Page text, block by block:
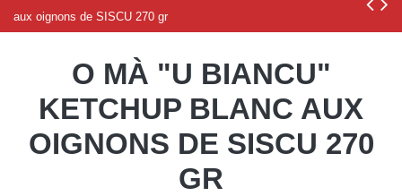
aux oignons de SISCU 270 gr
O MÀ "U BIANCU"
KETCHUP BLANC AUX
OIGNONS DE SISCU 270
GR